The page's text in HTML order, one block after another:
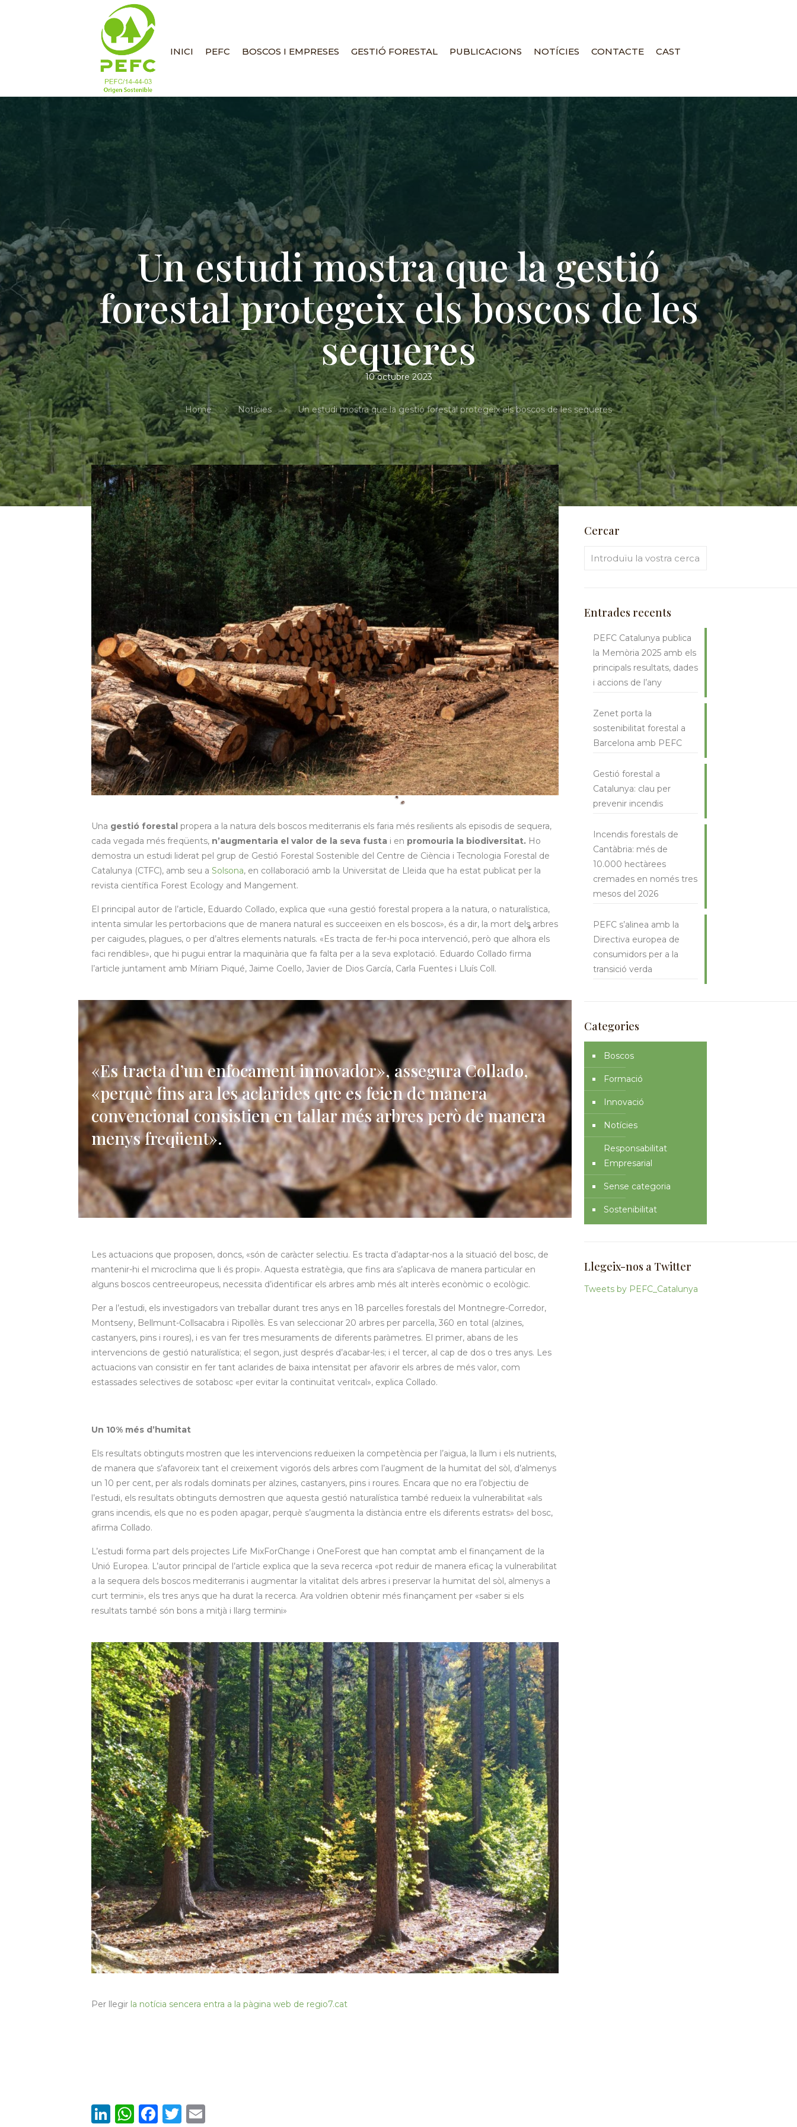
INICI PEFC BOSCOS I EMPRESES GESTIÓ FORESTAL PUBLICACIONS NOTÍCIES CONTACTE CAST
Un estudi mostra que la gestió
forestal protegeix els boscos de les
sequeres
10 octubre 2023
Home Notícies Un estudi mostra que la gestió forestal protegeix els boscos de les sequeres
Una gestió forestal propera a la natura dels boscos mediterranis els faria més resilients als episodis de sequera,
cada vegada més freqüents, n’augmentaria el valor de la seva fusta i en promouria la biodiversitat. Ho
demostra un estudi liderat pel grup de Gestió Forestal Sostenible del Centre de Ciència i Tecnologia Forestal de
Catalunya (CTFC), amb seu a Solsona, en col·laboració amb la Universitat de Lleida que ha estat publicat per la
revista científica Forest Ecology and Mangement.
El principal autor de l’article, Eduardo Collado, explica que «una gestió forestal propera a la natura, o naturalística,
intenta simular les pertorbacions que de manera natural es succeeixen en els boscos», és a dir, la mort dels arbres
per caigudes, plagues, o per d’altres elements naturals. «Es tracta de fer-hi poca intervenció, però que alhora els
faci rendibles», que hi pugui entrar la maquinària que fa falta per a la seva explotació. Eduardo Collado firma
l’article juntament amb Míriam Piqué, Jaime Coello, Javier de Dios García, Carla Fuentes i Lluís Coll.
«Es tracta d’un enfocament innovador», assegura Collado,
«perquè fins ara les aclarides que es feien de manera
convencional consistien en tallar més arbres però de manera
menys freqüent».
Les actuacions que proposen, doncs, «són de caràcter selectiu. Es tracta d’adaptar-nos a la situació del bosc, de
mantenir-hi el microclima que li és propi». Aquesta estratègia, que fins ara s’aplicava de manera particular en
alguns boscos centreeuropeus, necessita d’identificar els arbres amb més alt interès econòmic o ecològic.
Per a l’estudi, els investigadors van treballar durant tres anys en 18 parcel·les forestals del Montnegre-Corredor,
Montseny, Bellmunt-Collsacabra i Ripollès. Es van seleccionar 20 arbres per parcel·la, 360 en total (alzines,
castanyers, pins i roures), i es van fer tres mesuraments de diferents paràmetres. El primer, abans de les
intervencions de gestió naturalística; el segon, just després d’acabar-les; i el tercer, al cap de dos o tres anys. Les
actuacions van consistir en fer tant aclarides de baixa intensitat per afavorir els arbres de més valor, com
estassades selectives de sotabosc «per evitar la continuïtat veritcal», explica Collado.
Un 10% més d’humitat
Els resultats obtinguts mostren que les intervencions redueixen la competència per l’aigua, la llum i els nutrients,
de manera que s’afavoreix tant el creixement vigorós dels arbres com l’augment de la humitat del sòl, d’almenys
un 10 per cent, per als rodals dominats per alzines, castanyers, pins i roures. Encara que no era l’objectiu de
l’estudi, els resultats obtinguts demostren que aquesta gestió naturalística també redueix la vulnerabilitat «als
grans incendis, els que no es poden apagar, perquè s’augmenta la distància entre els diferents estrats» del bosc,
afirma Collado.
L’estudi forma part dels projectes Life MixForChange i OneForest que han comptat amb el finançament de la
Unió Europea. L’autor principal de l’article explica que la seva recerca «pot reduir de manera eficaç la vulnerabilitat
a la sequera dels boscos mediterranis i augmentar la vitalitat dels arbres i preservar la humitat del sòl, almenys a
curt termini», els tres anys que ha durat la recerca. Ara voldrien obtenir més finançament per «saber si els
resultats també són bons a mitjà i llarg termini»
Per llegir la notícia sencera entra a la pàgina web de regio7.cat
LinkedIn
WhatsApp
Facebook
Twitter
Cercar
Entrades recents
PEFC Catalunya publica
la Memòria 2025 amb els
principals resultats, dades
i accions de l’any
Zenet porta la
sostenibilitat forestal a
Barcelona amb PEFC
Gestió forestal a
Catalunya: clau per
prevenir incendis
Incendis forestals de
Cantàbria: més de
10.000 hectàrees
cremades en només tres
mesos del 2026
PEFC s’alinea amb la
Directiva europea de
consumidors per a la
transició verda
Categories
Boscos
Formació
Innovació
Notícies
Responsabilitat
Empresarial
Sense categoria
Sostenibilitat
Llegeix-nos a Twitter
Tweets by PEFC_Catalunya